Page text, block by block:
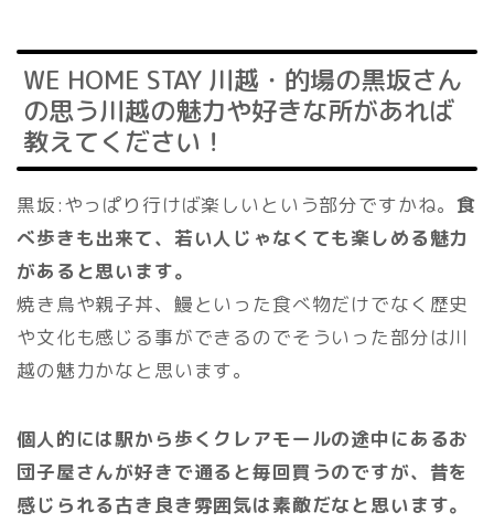
WE HOME STAY 川越・的場の黒坂さん
の思う川越の魅力や好きな所があれば
教えてください！
黒坂:やっぱり行けば楽しいという部分ですかね。食
べ歩きも出来て、若い人じゃなくても楽しめる魅力
があると思います。
焼き鳥や親子丼、鰻といった食べ物だけでなく歴史
や文化も感じる事ができるのでそういった部分は川
越の魅力かなと思います。
個人的には駅から歩くクレアモールの途中にあるお
団子屋さんが好きで通ると毎回買うのですが、昔を
感じられる古き良き雰囲気は素敵だなと思います。